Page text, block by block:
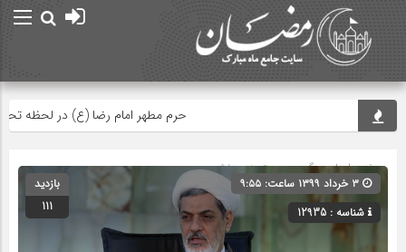
حرم مطهر امام رضا (ع) در لحظه تحویل
صفحه اصلی» گروه » دسته‌بندی نشده
شناسه : 12935
بازدید
111